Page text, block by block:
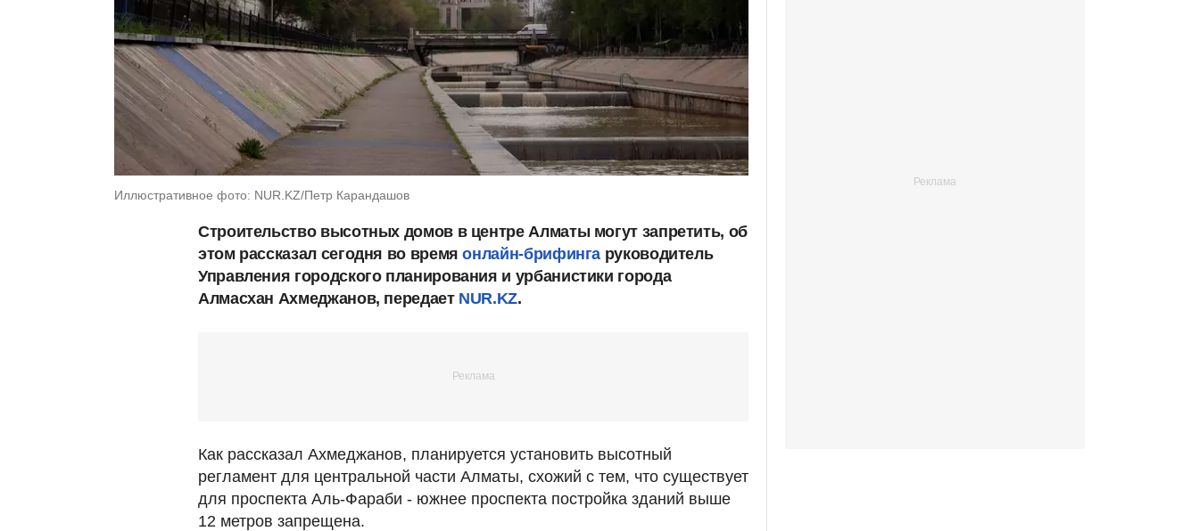
Иллюстративное фото: NUR.KZ/Петр Карандашов
Строительство высотных домов в центре Алматы могут запретить, об
этом рассказал сегодня во времяонлайн-брифинга руководитель
Управления городского планирования и урбанистики города
Алмасхан Ахмеджанов, передает NUR.KZ.
Как рассказал Ахмеджанов, планируется установить высотный
регламент для центральной части Алматы, схожий с тем, что существует
для проспекта Аль-Фараби - южнее проспекта постройка зданий выше
12 метров запрещена.